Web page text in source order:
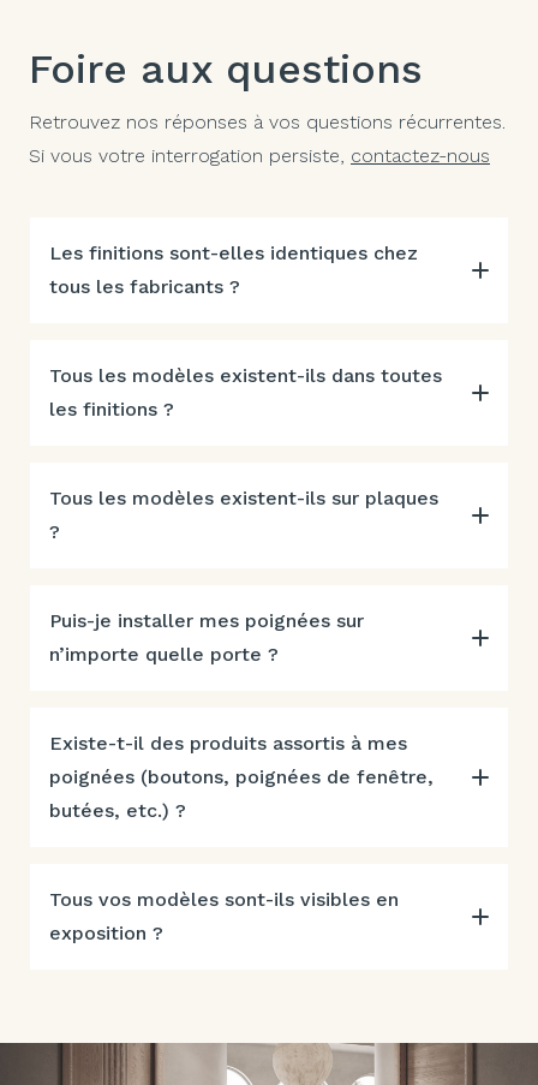
Foire aux questions
Retrouvez nos réponses à vos questions récurrentes.
Si vous votre interrogation persiste, contactez-nous
Les finitions sont-elles identiques chez
tous les fabricants ?
Tous les modèles existent-ils dans toutes
les finitions ?
Tous les modèles existent-ils sur plaques
?
Puis-je installer mes poignées sur
n’importe quelle porte ?
Existe-t-il des produits assortis à mes
poignées (boutons, poignées de fenêtre,
butées, etc.) ?
Tous vos modèles sont-ils visibles en
exposition ?